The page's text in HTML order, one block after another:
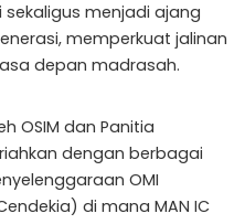
sekaligus menjadi ajang
memperkuat jalinan
depan madrasah.
OSIM dan Panitia
dengan berbagai
OMI
di mana MAN IC